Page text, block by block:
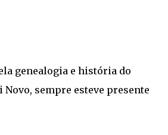
genealogia e história do
Novo, sempre esteve presente